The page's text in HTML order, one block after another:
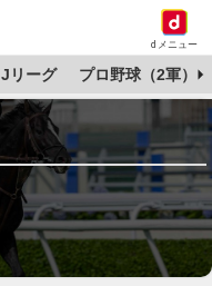
dメニュー
Jリーグ プロ野球（2軍）